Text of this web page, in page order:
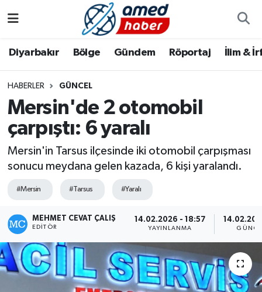
Diyarbakır Bölge Gündem Röportaj İlim &
HABERLER GÜNCEL
Mersin'de 2 otomobil
çarpıştı: 6 yaralı
Mersin'in Tarsus ilçesinde iki otomobil çarpışması
sonucu meydana gelen kazada, 6 kişi yaralandı.
#Mersin #Tarsus #Yaralı
MEHMET CEVAT ÇALIŞ
EDITÖR
14.02.2026 - 18:57
YAYINLANMA
Bölge
Röportaj
Foto Galeri
Yazarlar
Aile
Asayiş
Bilim & Teknoloji
Bölge
Dünya
Eğitim
Ekonomi
Genel
Diyarbakır Hava Durumu
Diyarbakır Namaz Vakitleri
Diyarbakır Trafik Yoğunluk Haritası
Süper Lig Puan Durumu ve Fikstür
Tüm Manşetler
Son Dakika Haberleri
Haber Arşivi